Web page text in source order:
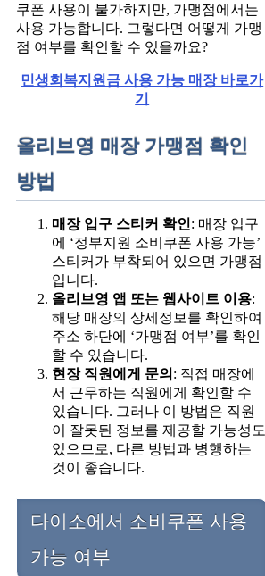
쿠폰 사용이 불가하지만, 가맹점에서는
사용 가능합니다. 그렇다면 어떻게 가맹
점 여부를 확인할 수 있을까요?
민생회복지원금 사용 가능 매장 바로가
기
올리브영 매장 가맹점 확인
방법
매장 입구 스티커 확인: 매장 입구
에 ‘정부지원 소비쿠폰 사용 가능’
스티커가 부착되어 있으면 가맹점
입니다.
올리브영 앱 또는 웹사이트 이용:
해당 매장의 상세정보를 확인하여
주소 하단에 ‘가맹점 여부’를 확인
할 수 있습니다.
현장 직원에게 문의 : 직접 매장에
서 근무하는 직원에게 확인할 수
있습니다. 그러나 이 방법은 직원
이 잘못된 정보를 제공할 가능성도
있으므로, 다른 방법과 병행하는
것이 좋습니다.
다이소에서 소비쿠폰 사용
가능 여부